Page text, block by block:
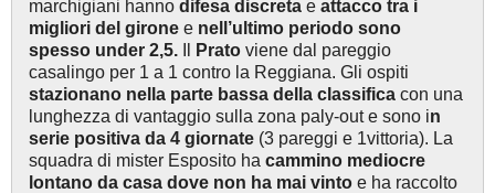
marchigiani hanno difesa discreta e attacco tra i
migliori del girone e nell’ultimo periodo sono
spesso under 2,5.
Prato viene dal pareggio
casalingo per 1 a 1 contro la Reggiana. Gli ospiti
stazionano nella parte bassa della classifica con una
lunghezza di vantaggio sulla zona paly-out e sono in
serie positiva da 4 giornate (3 pareggi e 1vittoria). La
squadra di mister Esposito ha cammino mediocre
lontano da casa dove non ha mai vinto e ha raccolto